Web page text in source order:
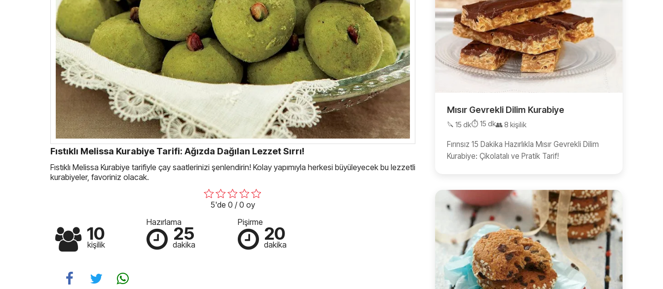
Fıstıklı Melissa Kurabiye Tarifi: Ağızda Dağılan Lezzet Sırrı!
Fıstıklı Melissa Kurabiye tarifiyle çay saatlerinizi şenlendirin! Kolay yapımıyla herkesi büyüleyecek bu lezzetli
kurabiyeler, favoriniz olacak.
5'de 0 / 0 oy
10
kişilik
Hazırlama
25
dakika
Pişirme
20
dakika
Mısır Gevrekli Dilim Kurabiye
🔪 15 dk⏱️ 15 dk👥 8 kişilik
Fırınsız 15 Dakika Hazırlıkla Mısır Gevrekli Dilim
Kurabiye: Çikolatalı ve Pratik Tarif!